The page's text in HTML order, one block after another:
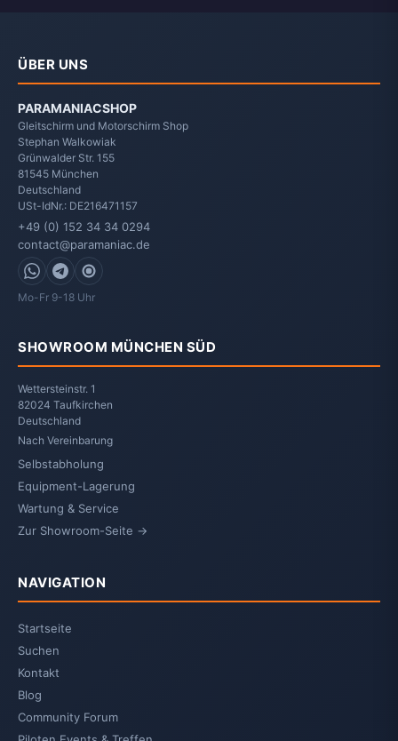
ÜBER UNS
PARAMANIACSHOP
Gleitschirm und Motorschirm Shop
Stephan Walkowiak
Grünwalder Str. 155
81545 München
Deutschland
USt-IdNr.: DE216471157
+49 (0) 152 34 34 0294
contact@paramaniac.de
WhatsApp
Telegram
Signal
Mo-Fr 9-18 Uhr
SHOWROOM MÜNCHEN SÜD
Wettersteinstr. 1
82024 Taufkirchen
Deutschland
Nach Vereinbarung
Selbstabholung
Equipment-Lagerung
Wartung & Service
Zur Showroom-Seite →
NAVIGATION
Startseite
Suchen
Kontakt
Blog
Community Forum